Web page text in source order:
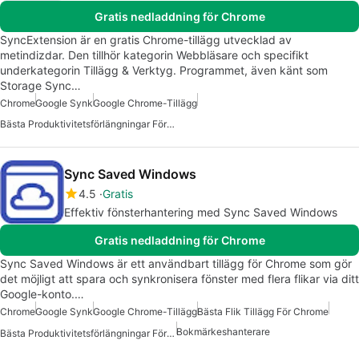
Gratis nedladdning för Chrome
SyncExtension är en gratis Chrome-tillägg utvecklad av
metindizdar. Den tillhör kategorin Webbläsare och specifikt
underkategorin Tillägg & Verktyg. Programmet, även känt som
Storage Sync…
ChromeGoogle SynkGoogle Chrome-Tillägg
Bästa Produktivitetsförlängningar För Chrome
Sync Saved Windows
4.5 Gratis
Effektiv fönsterhantering med Sync Saved Windows
Gratis nedladdning för Chrome
Sync Saved Windows är ett användbart tillägg för Chrome som gör
det möjligt att spara och synkronisera fönster med flera flikar via ditt
Google-konto.…
ChromeGoogle SynkGoogle Chrome-TilläggBästa Flik Tillägg För Chrome
Bästa Produktivitetsförlängningar För Chrome Bokmärkeshanterare